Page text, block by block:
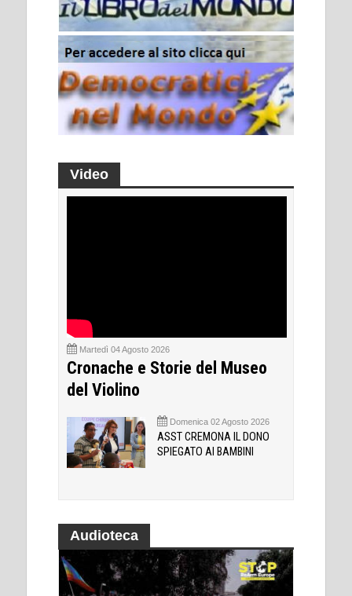
Video
Martedì 04 Agosto 2026
Cronache e Storie del Museo
del Violino
Domenica 02 Agosto 2026
ASST CREMONA IL DONO
SPIEGATO AI BAMBINI
Audioteca